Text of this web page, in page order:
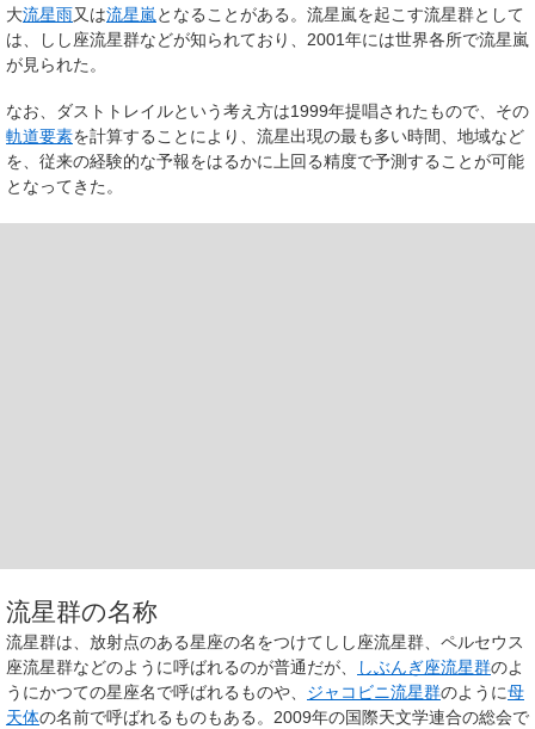
大流星雨又は流星嵐 となることがある。流星嵐を起こす流星群として
は、しし座流星群などが知られており、2001年には世界各所で流星嵐
が見られた。
なお、ダストトレイルという考え方は1999年提唱されたもので、その
軌道要素を計算することにより、流星出現の最も多い時間、地域など
を、従来の経験的な予報をはるかに上回る精度で予測することが可能
となってきた。
流星群の名称
流星群は、放射点のある星座の名をつけてしし座流星群、ペルセウス
座流星群などのように呼ばれるのが普通だが、
しぶんぎ座流星群のよ
うにかつての星座名で呼ばれるものや、 ジャコビニ流星群のように母
天体の名前で呼ばれるものもある。2009年の国際天文学連合の総会で